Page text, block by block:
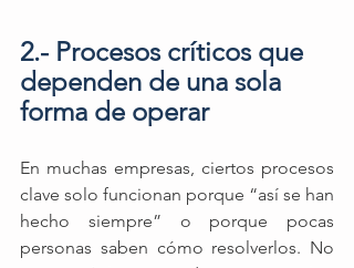
2.- Procesos críticos que
dependen de una sola
forma de operar
En muchas empresas, ciertos procesos
clave solo funcionan porque “así se han
hecho siempre” o porque pocas
personas saben cómo resolverlos. No